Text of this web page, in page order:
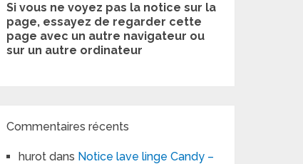
Si vous ne voyez pas la notice sur la
page, essayez de regarder cette
page avec un autre navigateur ou
sur un autre ordinateur
Commentaires récents
hurot dans Notice lave linge Candy –